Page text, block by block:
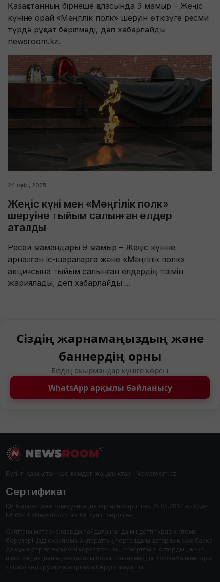
Қазақстанның бірнеше қаласында 9 мамыр – Жеңіс
күніне орай «Мәңгілік полк» шеруін өткізуге ресми
түрде рұқсат берілмеді, деп хабарлайды
newsroom.kz.
24 сәуір, 2025
Жеңіс күні мен «Мәңгілік полк»
шеруіне тыйым салынған елдер
аталды
Ресей мамандары 9 мамыр – Жеңіс күніне
арналған іс-шараларға және «Мәңгілік полк»
акциясына тыйым салынған елдердің тізімін
жариялады, деп хабарлайды ...
Сіздің жарнамаңыздың және
баннердің орны
Біздің оқырмандар күніге көрсін
WhatsApp арқылы байланысу
Бүгінгі Қазақстан және әлемдегі жаңалықтар | Newsroom.kz
Сертификат
ҚР Ақпарат және коммуникациялар министрлігінің 25.05.2017 жылдан
№16544 «NewsRoom +» АА Куәлігі берілген.
Сайттағы материалдарды пайдаланғанда міндетті түрде сілтеме
берулеріңізді сұраймыз. Ақпараттық порталдағы авторлық және басқа
да құқықтар толығымен қорғалатынын ескертеміз. Автордың жеке
пікірі редакцияның көзқарасы болып саналмайды. Жарнама мен түрлі
хабарландыруларға жарнама беруші жауапты.